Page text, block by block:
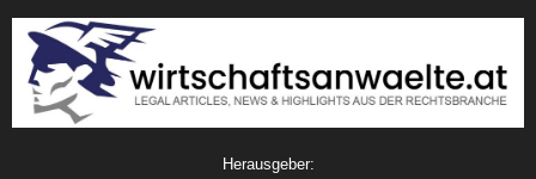
Herausgeber: